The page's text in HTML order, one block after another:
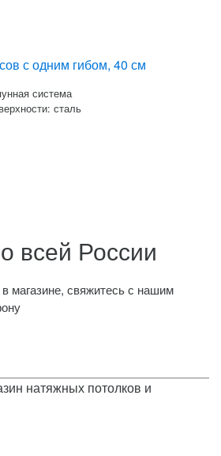
с одним гибом, 40 см
система
сталь
всей России
магазине, свяжитесь с нашим
натяжных потолков и